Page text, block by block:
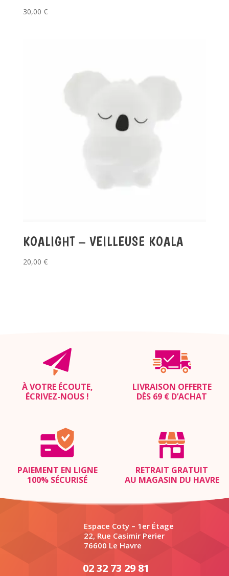
30,00 €
KOALIGHT – VEILLEUSE KOALA
20,00 €
À VOTRE ÉCOUTE,
ÉCRIVEZ-NOUS !
LIVRAISON OFFERTE
DÈS 69 € D’ACHAT
PAIEMENT EN LIGNE
100% SÉCURISÉ
RETRAIT GRATUIT
AU MAGASIN DU HAVRE
Espace Coty – 1er Étage
22, Rue Casimir Perier
76600 Le Havre
02 32 73 29 81